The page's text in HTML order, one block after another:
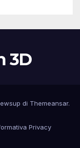
3D
di Themeansar.
Privacy